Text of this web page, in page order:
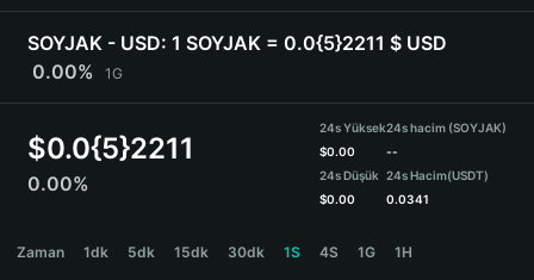
Português (Portugal)
Bahasa Indonesia
ภาษาไทย
हिन्दी
Español
Português (Brasil)
SOYJAK - USD: 1 SOYJAK = 0.0{5}2211 $ USD
0.00%
1G
$0.0{5}2211
0.00%
24s Yüksek
$0.00
24s Düşük
$0.00
24s hacim (SOYJAK)
--
24s Hacim(USDT)
0.0341
Zaman 1dk 5dk 15dk 30dk 1S 4S 1G 1H